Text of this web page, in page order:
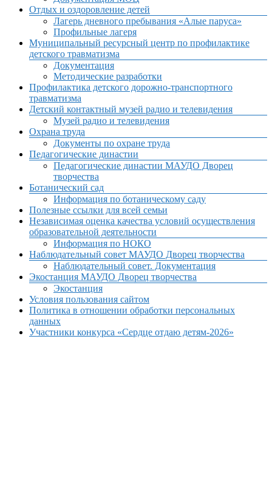
Отдых и оздоровление детей
Лагерь дневного пребывания «Алые паруса»
Профильные лагеря
Муниципальный ресурсный центр по профилактике
детского травматизма
Документация
Методические разработки
Профилактика детского дорожно-транспортного
травматизма
Детский контактный музей радио и телевидения
Музей радио и телевидения
Охрана труда
Документы по охране труда
Педагогические династии
Педагогические династии МАУДО Дворец
творчества
Ботанический сад
Информация по ботаническому саду
Полезные ссылки для всей семьи
Независимая оценка качества условий осуществления
образовательной деятельности
Информация по НОКО
Наблюдательный совет МАУДО Дворец творчества
Наблюдательный совет. Документация
Экостанция МАУДО Дворец творчества
Экостанция
Условия пользования сайтом
Политика в отношении обработки персональных
данных
Участники конкурса «Сердце отдаю детям-2026»